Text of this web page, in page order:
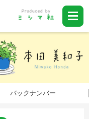
バックナンバー